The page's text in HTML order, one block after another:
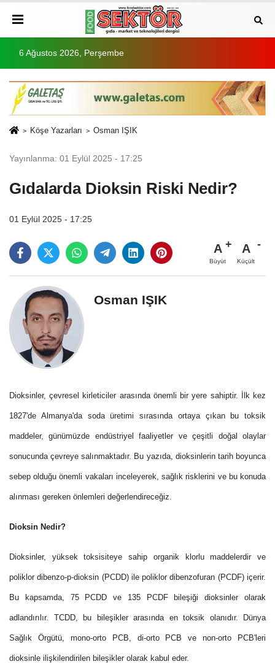
6 Ağustos 2026, Perşembe
Köşe Yazarları Osman IŞIK
Yayınlanma: 01 Eylül 2025 - 17:25
Gıdalarda Dioksin Riski Nedir?
01 Eylül 2025 - 17:25
A
Büyüt
A
Küçült
Osman IŞIK
Dioksinler, çevresel kirleticiler arasında önemli bir yere sahiptir. İlk kez
1827'de Almanya'da soda üretimi sırasında ortaya çıkan bu toksik
maddeler, günümüzde endüstriyel faaliyetler ve çeşitli doğal olaylar
sonucunda çevreye salınmaktadır. Bu yazıda, dioksinlerin tarih boyunca
sebep olduğu önemli vakaları inceleyerek, sağlık risklerini ve bu konuda
alınması gereken önlemleri değerlendireceğiz.
Dioksin Nedir?
Dioksinler, yüksek toksisiteye sahip organik klorlu maddelerdir ve
poliklor dibenzo-p-dioksin (PCDD) ile poliklor dibenzofuran (PCDF) içerir.
Bu kapsamda, 75 PCDD ve 135 PCDF bileşiği dioksinler olarak
adlandırılır. TCDD, bu bileşikler arasında en toksik olanıdır. Dünya
Sağlık Örgütü, mono-orto PCB, di-orto PCB ve non-orto PCB'leri
dioksinle ilişkilendirilen bileşikler olarak kabul eder.